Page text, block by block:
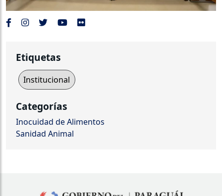
Etiquetas
Institucional
Categorías
Inocuidad de Alimentos
Sanidad Animal